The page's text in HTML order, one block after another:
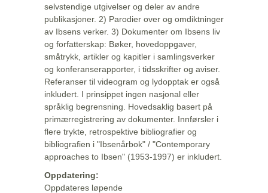
selvstendige utgivelser og deler av andre
publikasjoner. 2) Parodier over og omdiktninger
av Ibsens verker. 3) Dokumenter om Ibsens liv
og forfatterskap: Bøker, hovedoppgaver,
småtrykk, artikler og kapitler i samlingsverker
og konferanserapporter, i tidsskrifter og aviser.
Referanser til videogram og lydopptak er også
inkludert. I prinsippet ingen nasjonal eller
språklig begrensning. Hovedsaklig basert på
primærregistrering av dokumenter. Innførsler i
flere trykte, retrospektive bibliografier og
bibliografien i "Ibsenårbok" / "Contemporary
approaches to Ibsen" (1953-1997) er inkludert.
Oppdatering:
Oppdateres løpende